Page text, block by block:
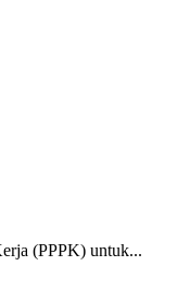
(PPPK) untuk...